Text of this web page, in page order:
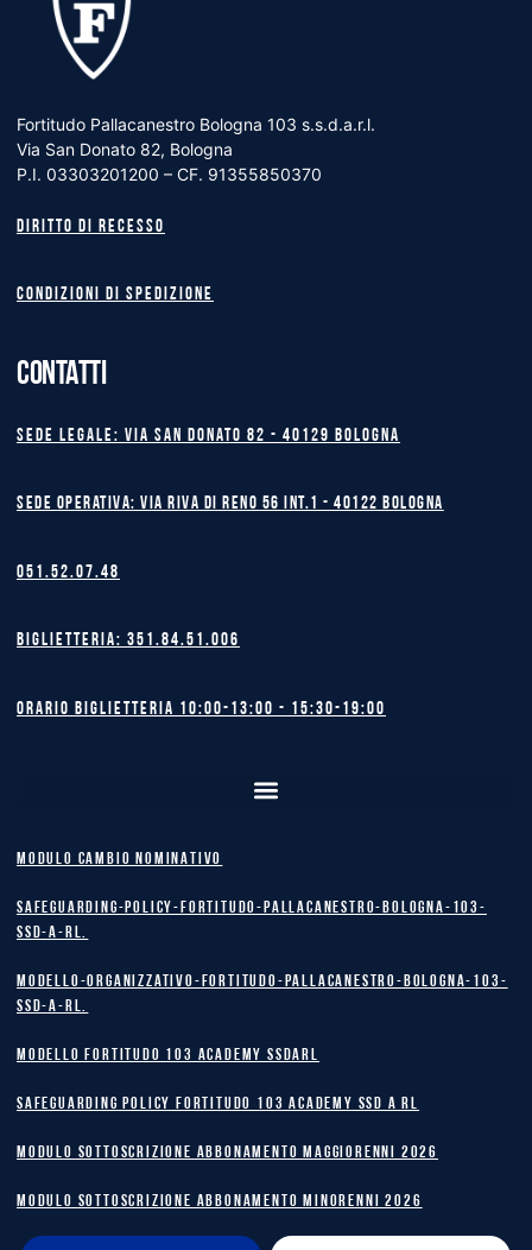
Fortitudo Pallacanestro Bologna 103 s.s.d.a.r.l.
Via San Donato 82, Bologna
P.I. 03303201200 – CF. 91355850370
Diritto di recesso
Condizioni di spedizione
CONTATTI
Sede legale: Via San Donato 82 - 40129 BOLOGNA
Sede operativa: Via Riva di Reno 56 int.1 - 40122 BOLOGNA
051.52.07.48
Biglietteria: 351.84.51.006
Orario biglietteria 10:00-13:00 - 15:30-19:00
MODULO CAMBIO NOMINATIVO
safeguarding-policy-Fortitudo-Pallacanestro-Bologna-103-
SSD-A-RL.
Modello-Organizzativo-Fortitudo-Pallacanestro-Bologna-103-
SSD-A-RL.
MODELLO FORTITUDO 103 ACADEMY SSDARL
safeguarding policy Fortitudo 103 Academy SSD A RL
MODULO SOTTOSCRIZIONE ABBONAMENTO MAGGIORENNI 2026
MODULO SOTTOSCRIZIONE ABBONAMENTO MINORENNI 2026